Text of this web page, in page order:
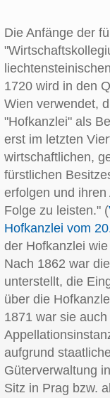
Die Anfänge der
1720 wird in den
Wien verwendet,
"Hofkanzlei" als
erst im letzten
wirtschaftlichen,
fürstlichen
erfolgen und
Folge zu leisten." (
Hofkanzlei vom
der Hofkanzlei
Nach 1862 war
unterstellt, die
über die
1871 war sie
aufgrund
Güterverwaltung
Sitz in Prag bzw.